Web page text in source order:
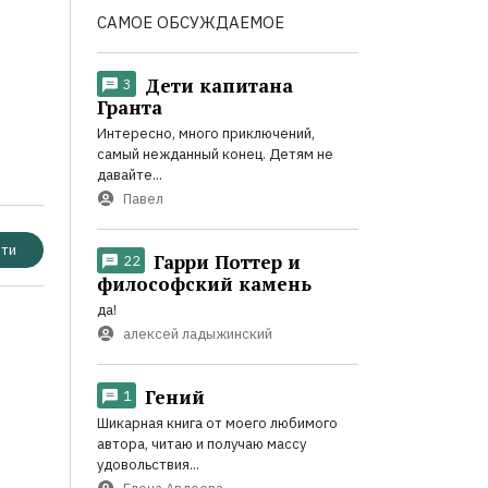
САМОЕ ОБСУЖДАЕМОЕ
3
Дети капитана
Гранта
Интересно, много приключений,
самый нежданный конец. Детям не
давайте...
Павел
22
Гарри Поттер и
философский камень
да!
алексей ладыжинский
1 Гений
Шикарная книга от моего любимого
автора, читаю и получаю массу
удовольствия...